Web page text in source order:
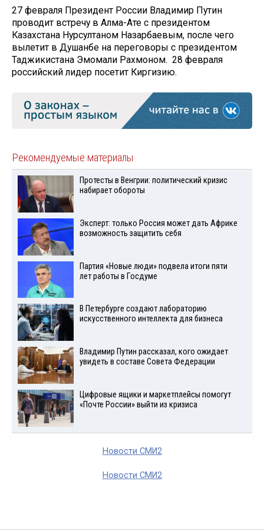
27 февраля Президент России Владимир Путин
проводит встречу в Алма-Ате с президентом
Казахстана Нурсултаном Назарбаевым, после чего
вылетит в Душанбе на переговоры с президентом
Таджикистана Эмомали Рахмоном. 28 февраля
российский лидер посетит Киргизию.
Рекомендуемые материалы
Протесты в Венгрии: политический кризис
набирает обороты
Эксперт: только Россия может дать Африке
возможность защитить себя
Партия «Новые люди» подвела итоги пяти
лет работы в Госдуме
В Петербурге создают лабораторию
искусственного интеллекта для бизнеса
Владимир Путин рассказал, кого ожидает
увидеть в составе Совета Федерации
Цифровые ящики и маркетплейсы помогут
«Почте России» выйти из кризиса
Новости СМИ2
Новости СМИ2